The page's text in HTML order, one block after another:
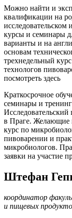
Можно найти и
квалификации на
исследовательском
курсы и семинары
варианты и на
основам
трехнедельный
технологов
посмотреть здесь
Краткосрочное
семинары и
Исследовательский
в Праге. Желающие
курс по
пивоварении и
микробиологов.
заявки на участие
Штефан
координатор
и пищевых